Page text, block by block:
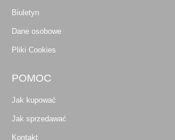
Biuletyn
Dane osobowe
Pliki Cookies
POMOC
Jak kupować
Jak sprzedawać
Kontakt